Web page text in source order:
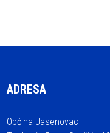
ADRESA
Općina Jasenovac